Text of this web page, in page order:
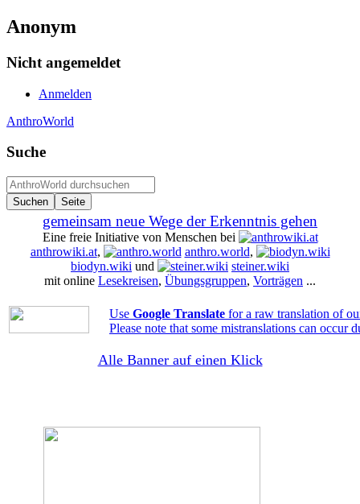
Anonym
Nicht angemeldet
Anmelden
AnthroWorld
Suche
gemeinsam neue Wege der Erkenntnis gehen
Eine freie Initiative von Menschen bei
anthrowiki.at, anthro.world,
biodyn.wiki und
steiner.wiki
mit online Lesekreisen, Übungsgruppen, Vorträgen ...
Use Google Translate for a raw translation of
Please note that some mistranslations can occur
Alle Banner auf einen Klick